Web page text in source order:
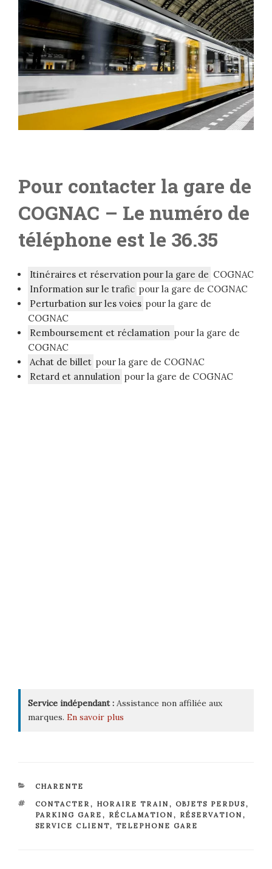
Pour contacter la gare de
COGNAC – Le numéro de
téléphone est le 36.35
Itinéraires et réservation pour la gare de COGNAC
Information sur le trafic pour la gare de COGNAC
Perturbation sur les voies pour la gare de
COGNAC
Remboursement et réclamation pour la gare de
COGNAC
Achat de billet pour la gare de COGNAC
Retard et annulation pour la gare de COGNAC
Service indépendant : Assistance non affiliée aux
marques. En savoir plus
CATÉGORIES
CHARENTE
ÉTIQUETTES
CONTACTER, HORAIRE TRAIN , OBJETS PERDUS,
PARKING GARE , RÉCLAMATION , RÉSERVATION ,
SERVICE CLIENT, TELEPHONE GARE